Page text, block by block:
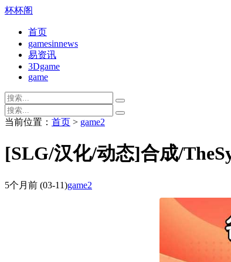
杯杯阁
首页
gamesinnews
易资讯
3Dgame
game
当前位置： 首页 > game2
[SLG/汉化/动态]合成/
5个月前 (03-11)game2